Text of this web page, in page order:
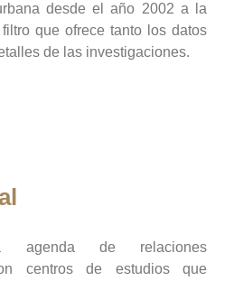
desde el año 2002 a la
que ofrece tanto los datos
de las investigaciones.
agenda de relaciones
centros de estudios que